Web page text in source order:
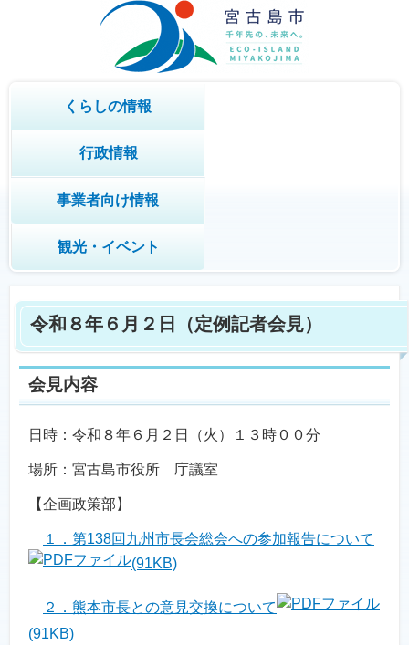
くらしの情報
行政情報
事業者向け情報
観光・イベント
令和８年６月２日（定例記者会見）
会見内容
日時：令和８年６月２日（火）１３時００分
場所：宮古島市役所 庁議室
【企画政策部】
１．第138回九州市長会総会への参加報告について
(91KB)
２．熊本市長との意見交換について
(91KB)